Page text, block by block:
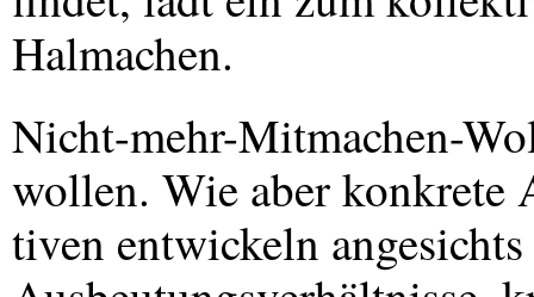
Halmachen.
Nicht-mehr-Mitmachen-
wollen. Wie aber konkrete
tiven entwickeln